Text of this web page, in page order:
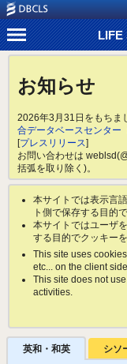
LIFE
お知らせ
2026年3月31日をもちま
合データベースセンター
[プレスリリース]
お問い合わせは
括弧を取り除く)。
本サイトでは表示言
ト側で保存する目的
本サイトではユーザ
する目的でクッキー
This site uses
etc... on the client
This site does not
activities.
英和・和英 シソ